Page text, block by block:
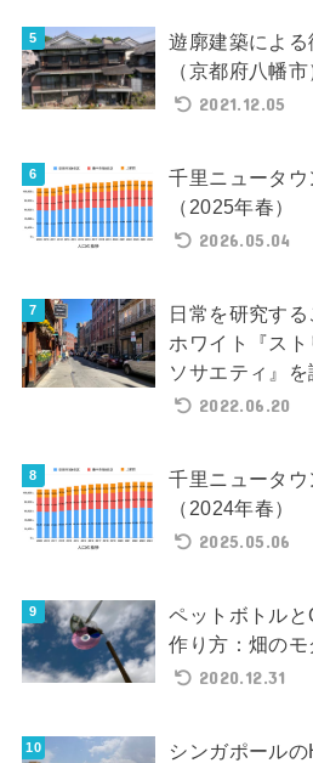
遊廓建築によ
（京都府八幡市
2021.12.05
千里ニュータ
（2025年春）
2026.05.04
日常を研究する
ホワイト『スト
ソサエティ』
2022.06.20
千里ニュータ
（2024年春）
2025.05.06
ペットボトル
作り方：畑の
2020.12.31
シンガポールの